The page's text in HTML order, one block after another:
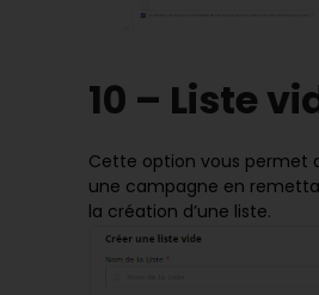
10 – Liste
Cette option vous permet
une campagne en
la création d’une liste.